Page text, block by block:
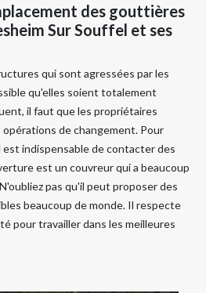
des gouttières
Sur Souffel et ses
qui sont agressées par les
qu'elles soient totalement
il faut que les propriétaires
de changement. Pour
indispensable de contacter des
est un couvreur qui a beaucoup
pas qu'il peut proposer des
beaucoup de monde. Il respecte
pour travailler dans les meilleures